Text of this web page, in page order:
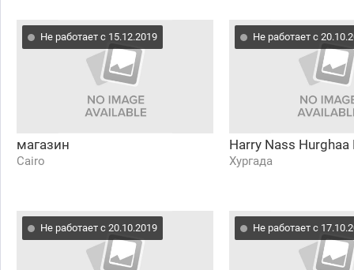
Не работает с 15.12.2019
магазин
Cairo
Не работает с
Harry Nass
Хургада
Не работает с 20.10.2019 Не работает с